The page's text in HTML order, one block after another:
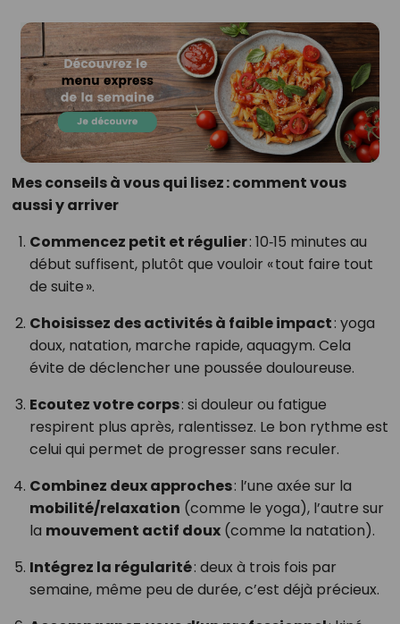
Mes conseils à vous qui lisez : comment vous
aussi y arriver
Commencez petit et régulier: 10‑15 minutes au
début suffisent, plutôt que vouloir « tout faire tout
de suite ».
Choisissez des activités à faible impact: yoga
doux, natation, marche rapide, aquagym. Cela
évite de déclencher une poussée douloureuse.
Ecoutez votre corps: si douleur ou fatigue
respirent plus après, ralentissez. Le bon rythme est
celui qui permet de progresser sans reculer.
Combinez deux approches: l’une axée sur la
mobilité/relaxation (comme le yoga), l’autre sur
la mouvement actif doux(comme la natation).
Intégrez la régularité: deux à trois fois par
semaine, même peu de durée, c’est déjà précieux.